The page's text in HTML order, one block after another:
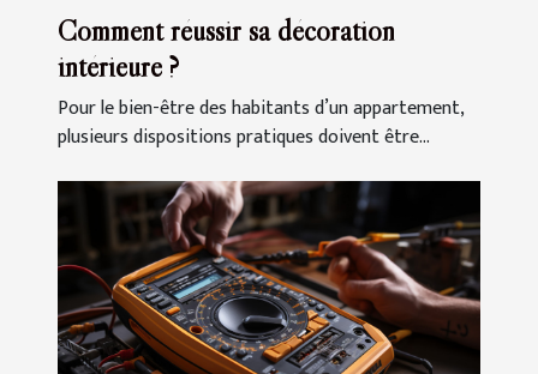
Comment réussir sa décoration
intérieure ?
Pour le bien-être des habitants d’un appartement,
plusieurs dispositions pratiques doivent être...